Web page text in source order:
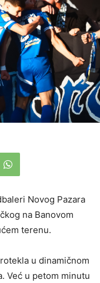
Novog Pazara
na Banovom
terenu.
u dinamičnom
Već u petom minutu